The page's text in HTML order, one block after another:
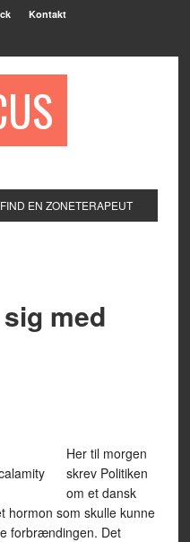
Kontakt
FIND EN ZONETERAPEUT
med
Her til morgen
skrev Politiken
om et dansk
hormon som skulle kunne
forbrændingen. Det